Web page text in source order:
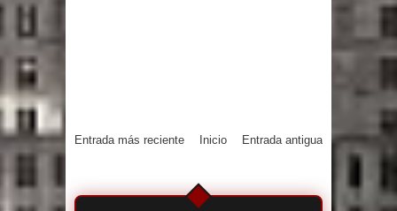
Entrada más reciente Entrada antigua
Inicio